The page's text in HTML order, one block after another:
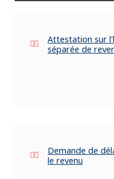
Attestation sur
séparée de
Demande de
le revenu